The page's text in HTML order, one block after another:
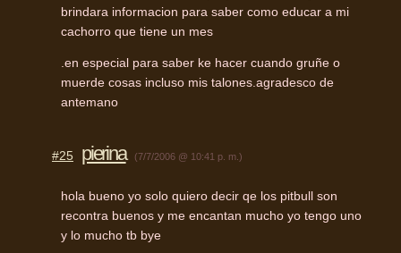
brindara informacion para saber como educar a mi
cachorro que tiene un mes
.en especial para saber ke hacer cuando gruñe o
muerde cosas incluso mis talones.agradesco de
antemano
#25 pierina (7/7/2006 @ 10:41 p. m.)
hola bueno yo solo quiero decir qe los pitbull son
recontra buenos y me encantan mucho yo tengo uno
y lo mucho tb bye